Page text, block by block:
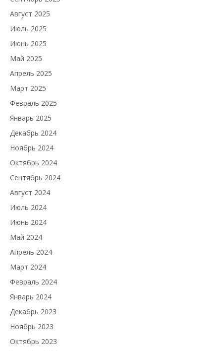
Август 2025
Июль 2025
Июнь 2025
Май 2025
Апрель 2025
Март 2025
Февраль 2025
Январь 2025
Декабрь 2024
Ноябрь 2024
Октябрь 2024
Сентябрь 2024
Август 2024
Июль 2024
Июнь 2024
Май 2024
Апрель 2024
Март 2024
Февраль 2024
Январь 2024
Декабрь 2023
Ноябрь 2023
Октябрь 2023